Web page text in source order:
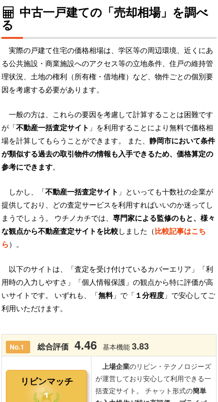
中古一戸建ての「売却相場」を調べ
る
実際の戸建て住宅の価格相場は、学区等の周辺環境、近くにあ
る公共施設・商業施設へのアクセス等の立地条件、住戸の維持管
理状況、土地の権利（所有権・借地権）など、物件ごとの個別要
因を考慮する必要があります。
一般の方は、これらの要因を考慮して計算することは困難です
が「不動産一括査定サイト 」を利用することにより無料で価格相
場を計算してもらうことができます。 また、 静岡市において条件
が類似する過去の取引物件の情報も入手できるため、価格算定の
参考にできます。
しかし、「不動産一括査定サイト 」といっても十数社の企業が
提供しており、どの査定サービスを利用すればいいのか迷ってし
まうでしょう。 ウチノカチでは、 専門家による監修のもと、様々
な観点から不動産査定サイトを比較しました（比較記事はこち
ら）。
以下のサイトは、「査定を受け付けているカバーエリア」「利
用時の入力しやすさ」「個人情報保護」の観点から特に評価が高
いサイトです。 いずれも、「無料」で「 １分程度 」で安心してご
利用いただけます。